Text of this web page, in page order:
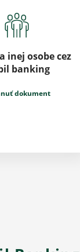
inej osobe cez
banking
dokument